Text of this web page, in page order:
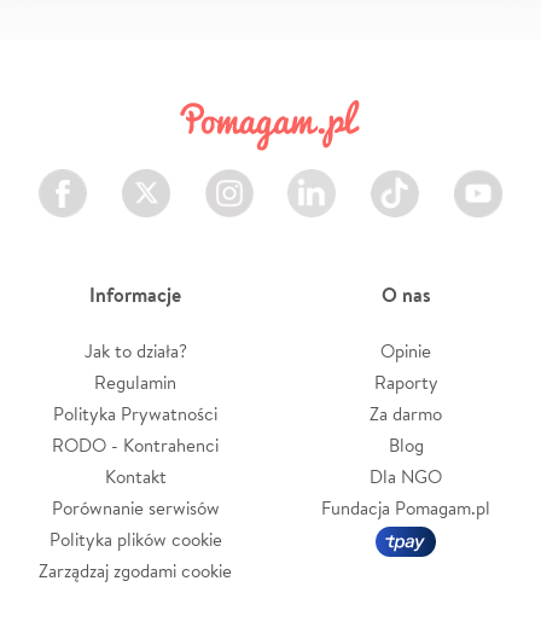
Facebook Twitter Instagram LinkedIn TikTok Youtube
Informacje
Jak to działa?
Regulamin
Polityka Prywatności
RODO - Kontrahenci
Kontakt
Porównanie serwisów
Polityka plików cookie
Zarządzaj zgodami cookie
O nas
Opinie
Raporty
Za darmo
Blog
Dla NGO
Fundacja Pomagam.pl